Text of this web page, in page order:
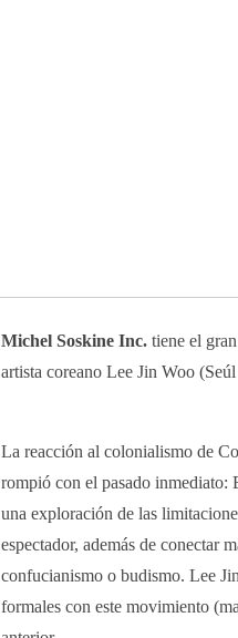
Michel Soskine Inc.tiene el gran
artista coreano Lee Jin Woo
La reacción al colonialismo de
rompió con el pasado inmediato:
una exploración de las
espectador, además de conectar
confucianismo o budismo. Lee
formales con este movimiento